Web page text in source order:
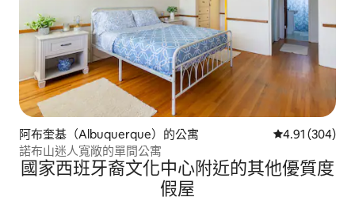
阿布奎基（Albuquerque）的公寓 從 304 則評價
4.91 (304)
諾布山迷人寬敞的單間公寓
國家西班牙裔文化中心附近的其他優質度
假屋